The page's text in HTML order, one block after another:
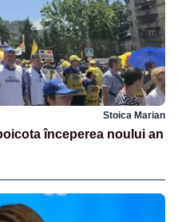
Stoica Marian
începerea noului an